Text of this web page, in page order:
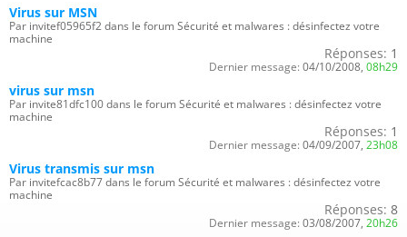
Virus sur MSN
Par invitef05965f2 dans le forum Sécurité et malwares : désinfectez votre
machine
Réponses: 1
Dernier message: 04/10/2008, 08h29
virus sur msn
Par invite81dfc100 dans le forum Sécurité et malwares : désinfectez votre
machine
Réponses: 1
Dernier message: 04/09/2007, 23h08
Virus transmis sur msn
Par invitefcac8b77 dans le forum Sécurité et malwares : désinfectez votre
machine
Réponses: 8
Dernier message: 03/08/2007, 20h26